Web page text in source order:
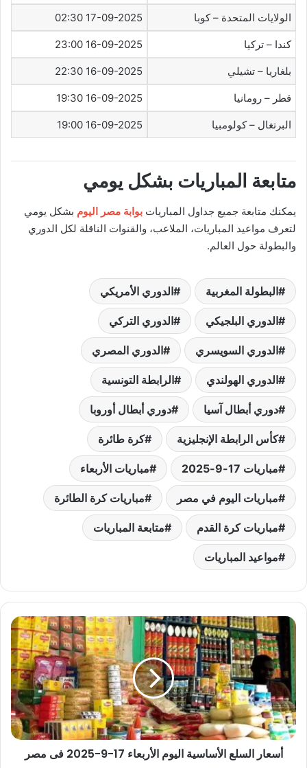
الولايات المتحدة – كوبا 17-09-2025 02:30
كندا – تركيا 16-09-2025 23:00
بلغاريا – تشيلي 16-09-2025 22:30
قطر – رومانيا 16-09-2025 19:30
البرتغال – كولومبيا 16-09-2025 19:00
متابعة المباريات بشكل يومي
يمكنك متابعة جميع جداول المباريات بوابة مصر اليوم بشكل يومي
لتعرف مواعيد المباريات، الملاعب، والقنوات الناقلة لكل الدوري
والبطولة حول العالم.
البطولة المغربية الدوري الأمريكي
الدوري البلجيكي الدوري التركي
الدوري السويسري الدوري المصري
الدوري الهولندي الرابطة التونسية
دوري أبطال آسيا دوري أبطال أوروبا
كأس الرابطة الإنجليزية كرة طائرة
مباريات 17-9-2025 مباريات الأربعاء
مباريات اليوم في مصر مباريات كرة الطائرة
مباريات كرة القدم متابعة المباريات
مواعيد المباريات
أسعار
السلع
الأساسية
اليوم
الأربعاء
17-
9-
2025
فى
مصرأسعار السلع الأساسية اليوم الأربعاء 17-9-2025 فى مصر